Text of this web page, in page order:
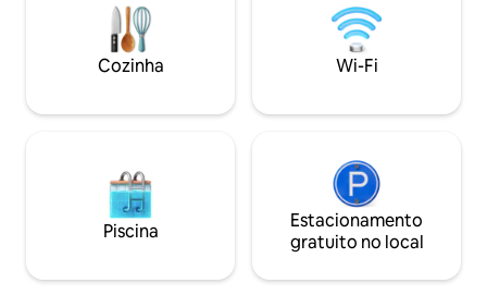
primary suite. The gourmet kitchen and
spacious dining area are perfect for
group meal
style balcony,
Angeles skyline.
experience!
Cozinha Wi-Fi
Piscina
Estacionamento
gratuito no local